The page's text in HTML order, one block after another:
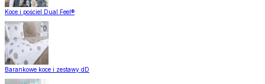
Koce i pościel Dual Feel®
Barankowe koce i zestawy dD